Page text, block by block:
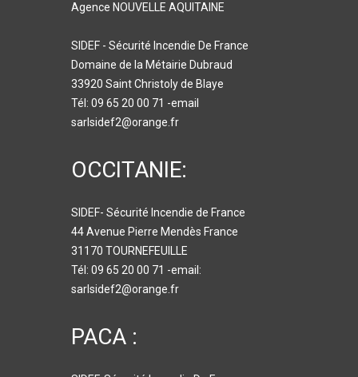
Agence NOUVELLE AQUITAINE
SIDEF - Sécurité Incendie De France
Domaine de la Métairie Dubraud
33920 Saint Christoly de Blaye
Tél: 09 65 20 00 71 -email
sarlsidef2@orange.fr
OCCITANIE:
SIDEF- Sécurité Incendie de France
44 Avenue Pierre Mendès France
31170 TOURNEFEUILLE
Tél: 09 65 20 00 71 -email:
sarlsidef2@orange.fr
PACA :